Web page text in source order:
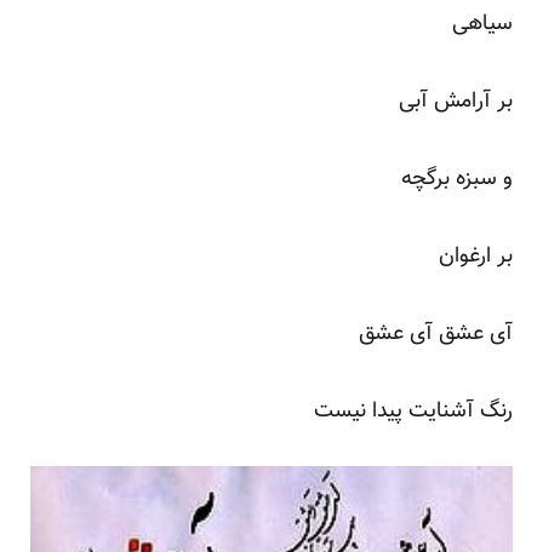
سیاهی
بر آرامش آبی
و سبزه برگچه
بر ارغوان
آی عشق آی عشق
رنگ آشنایت پیدا نیست